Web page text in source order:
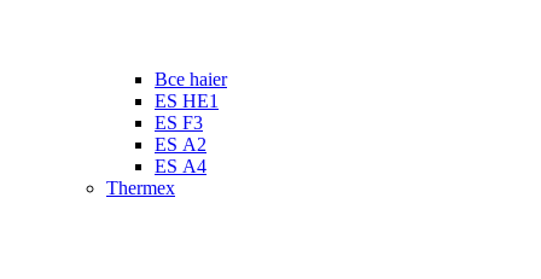
Все haier
ES HE1
ES F3
ES А2
ES А4
Thermex